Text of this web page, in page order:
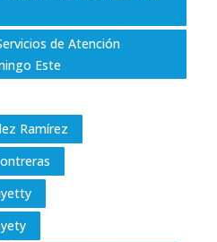
de Atención
Este
Ramírez